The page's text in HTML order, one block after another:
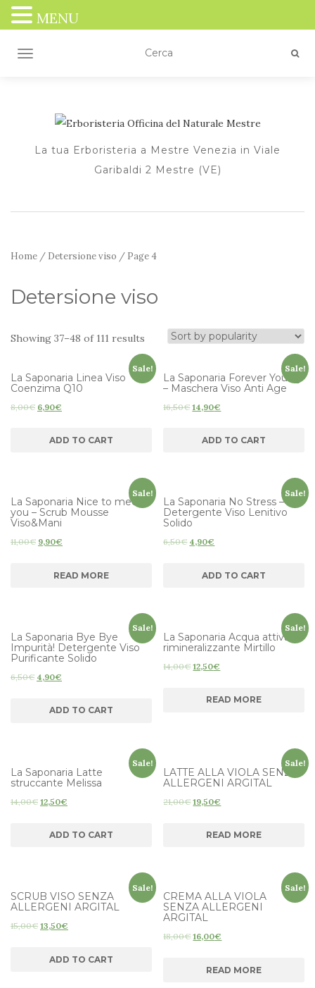
TOGGLE NAVIGATION
La tua Erboristeria a Mestre Venezia in Viale
Garibaldi 2 Mestre (VE)
Home / Detersione viso / Page 4
Detersione viso
Showing 37–48 of 111 results
Sale!
La Saponaria Linea Viso
Coenzima Q10
8,00€ 6,90€
ADD TO CART
Sale!
La Saponaria Forever Young
– Maschera Viso Anti Age
16,50€ 14,90€
ADD TO CART
Sale!
La Saponaria Nice to meet
you – Scrub Mousse
Viso&Mani
11,00€ 9,90€
READ MORE
Sale!
La Saponaria No Stress –
Detergente Viso Lenitivo
Solido
6,50€ 4,90€
ADD TO CART
Sale!
La Saponaria Bye Bye
Impurità! Detergente Viso
Purificante Solido
6,50€ 4,90€
ADD TO CART
Sale!
La Saponaria Acqua attiva
rimineralizzante Mirtillo
14,00€ 12,50€
READ MORE
Sale!
La Saponaria Latte
struccante Melissa
14,00€ 12,50€
ADD TO CART
Sale!
LATTE ALLA VIOLA SENZA
ALLERGENI ARGITAL
21,00€ 19,50€
READ MORE
Sale!
SCRUB VISO SENZA
ALLERGENI ARGITAL
15,00€ 13,50€
ADD TO CART
Sale!
CREMA ALLA VIOLA
SENZA ALLERGENI
ARGITAL
18,00€ 16,00€
READ MORE
MENU